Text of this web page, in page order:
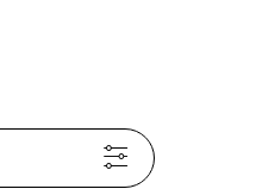
ou à la vie des
Les villes de Bikaner